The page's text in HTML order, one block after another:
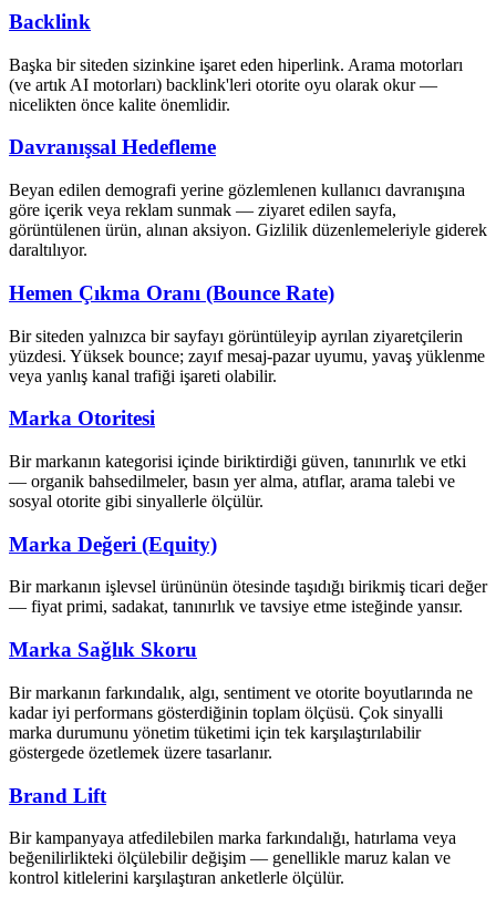
Backlink
Başka bir siteden sizinkine işaret eden hiperlink. Arama motorları
(ve artık AI motorları) backlink'leri otorite oyu olarak okur —
nicelikten önce kalite önemlidir.
Davranışsal Hedefleme
Beyan edilen demografi yerine gözlemlenen kullanıcı davranışına
göre içerik veya reklam sunmak — ziyaret edilen sayfa,
görüntülenen ürün, alınan aksiyon. Gizlilik düzenlemeleriyle giderek
daraltılıyor.
Hemen Çıkma Oranı (Bounce Rate)
Bir siteden yalnızca bir sayfayı görüntüleyip ayrılan ziyaretçilerin
yüzdesi. Yüksek bounce; zayıf mesaj-pazar uyumu, yavaş yüklenme
veya yanlış kanal trafiği işareti olabilir.
Marka Otoritesi
Bir markanın kategorisi içinde biriktirdiği güven, tanınırlık ve etki
— organik bahsedilmeler, basın yer alma, atıflar, arama talebi ve
sosyal otorite gibi sinyallerle ölçülür.
Marka Değeri (Equity)
Bir markanın işlevsel ürününün ötesinde taşıdığı birikmiş ticari değer
— fiyat primi, sadakat, tanınırlık ve tavsiye etme isteğinde yansır.
Marka Sağlık Skoru
Bir markanın farkındalık, algı, sentiment ve otorite boyutlarında ne
kadar iyi performans gösterdiğinin toplam ölçüsü. Çok sinyalli
marka durumunu yönetim tüketimi için tek karşılaştırılabilir
göstergede özetlemek üzere tasarlanır.
Brand Lift
Bir kampanyaya atfedilebilen marka farkındalığı, hatırlama veya
beğenilirlikteki ölçülebilir değişim — genellikle maruz kalan ve
kontrol kitlelerini karşılaştıran anketlerle ölçülür.